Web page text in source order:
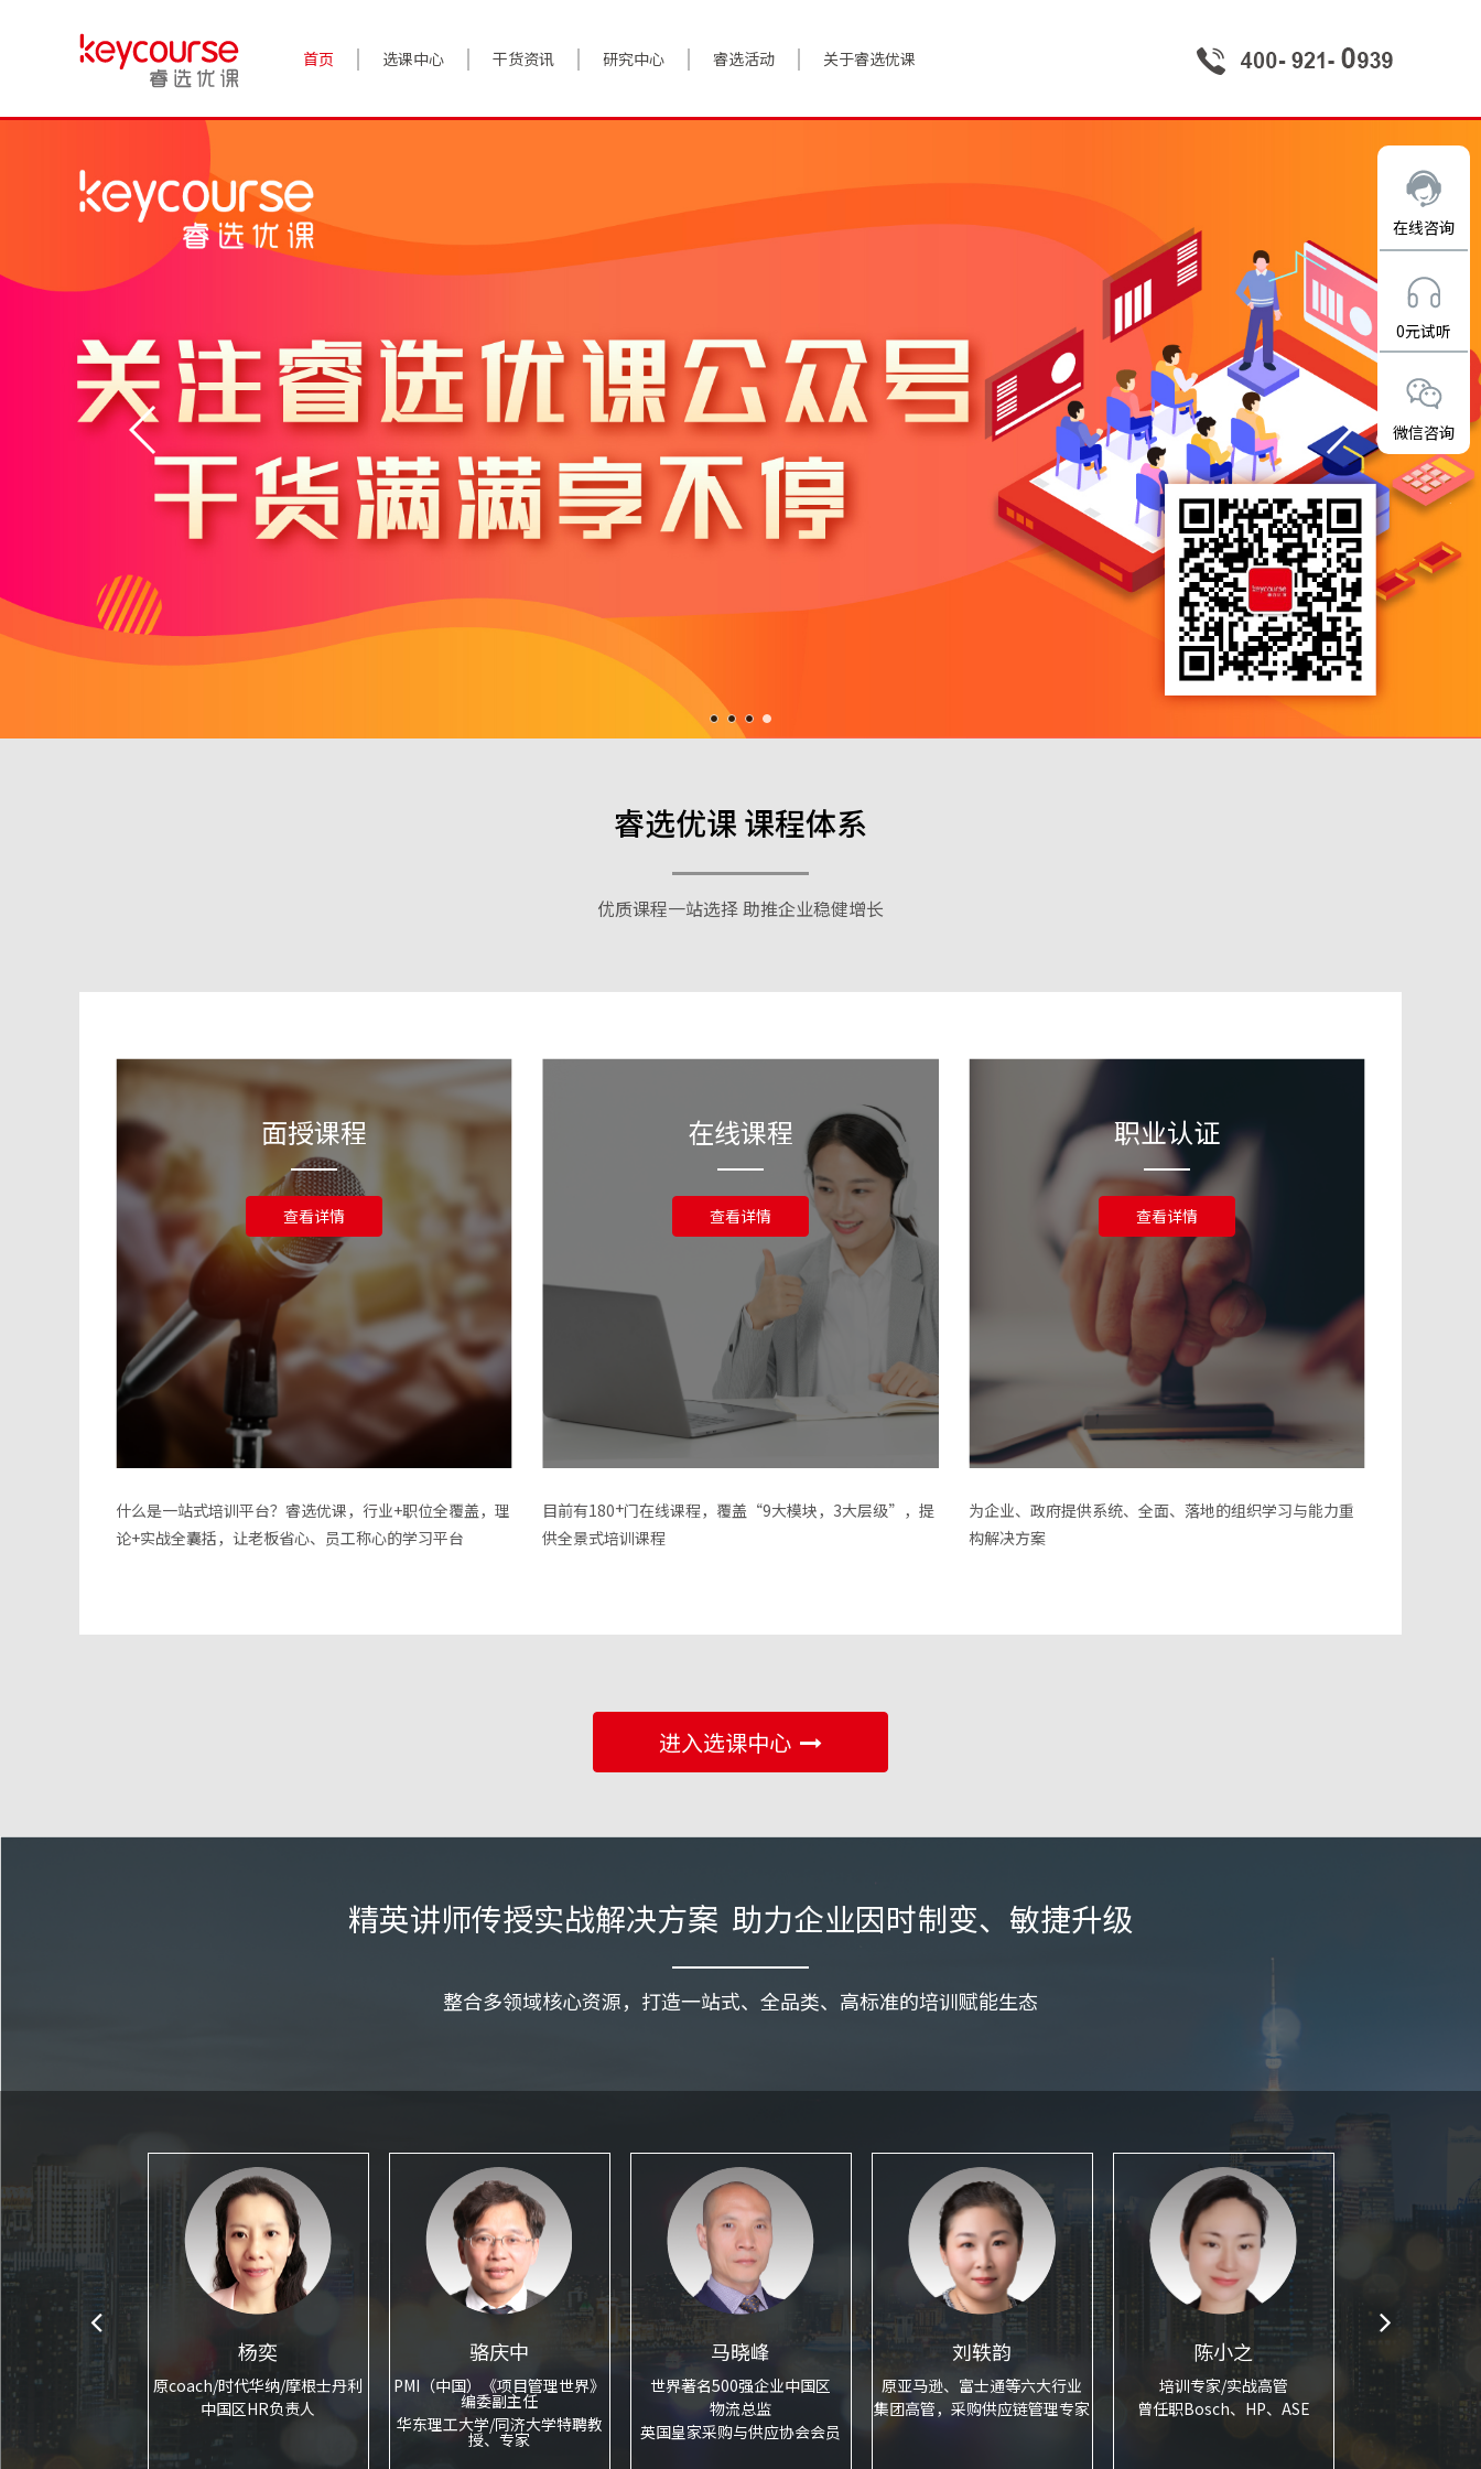
首页 选课中心 干货资讯
政策前沿
答疑精选
研究中心
解决方案
睿选活动 关于睿选优课
加入我们
在线咨询
0元试听
微信咨询
睿选优课 课程体系
优质课程一站选择 助推企业稳健增长
面授课程
查看详情
什么是一站式培训平台？睿选优课，行业+职位全覆盖，理
论+实战全囊括，让老板省心、员工称心的学习平台
在线课程
查看详情
目前有180+门在线课程，覆盖“9大模块，3大层级”，提
供全景式培训课程
职业认证
查看详情
为企业、政府提供系统、全面、落地的组织学习与能力重
构解决方案
进入选课中心
精英讲师传授实战解决方案 助力企业因时制变、敏捷升级
整合多领域核心资源，打造一站式、全品类、高标准的培训赋能生态
川
售管理专家
立者
杨奕
原coach/时代华纳/摩根士丹利
中国区HR负责人
骆庆中
PMI（中国）《项目管理世界》
编委副主任
华东理工大学/同济大学特聘教
授、专家
马晓峰
世界著名500强企业中国区
物流总监
英国皇家采购与供应协会会员
刘轶韵
原亚马逊、富士通等六大行业
集团高管，采购供应链管理专家
陈小之
培训专家/实战高管
曾任职Bosch、HP、ASE
美国供应链
惠普质量与供应